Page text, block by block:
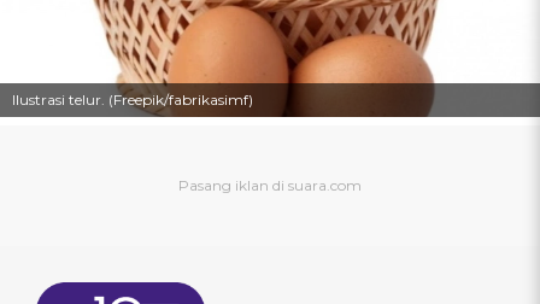
Ilustrasi telur. (Freepik/fabrikasimf)